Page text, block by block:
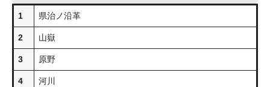
1 県治ノ沿革
2 山嶽
3 原野
4 河川